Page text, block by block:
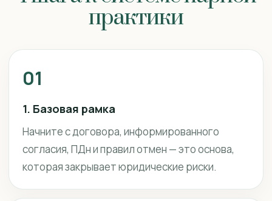
практики
01
1. Базовая рамка
Начните с договора, информированного
согласия, ПДн и правил отмен — это основа,
которая закрывает юридические риски.